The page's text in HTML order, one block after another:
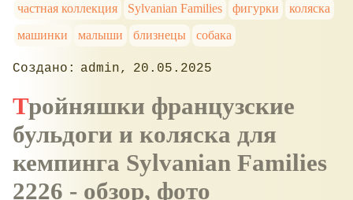
частная коллекция
Sylvanian Families фигурки
коляска
машинки
малыши близнецы собака
admin 20.05.2025
Тройняшки французские
бульдоги и коляска для
кемпинга Sylvanian Families
2226 - обзор, фото